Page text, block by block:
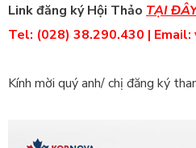
Link đăng ký Hội Thảo TẠI
Tel: (028) 38.290.430 | Email:
Kính mời quý anh/ chị đăng ký